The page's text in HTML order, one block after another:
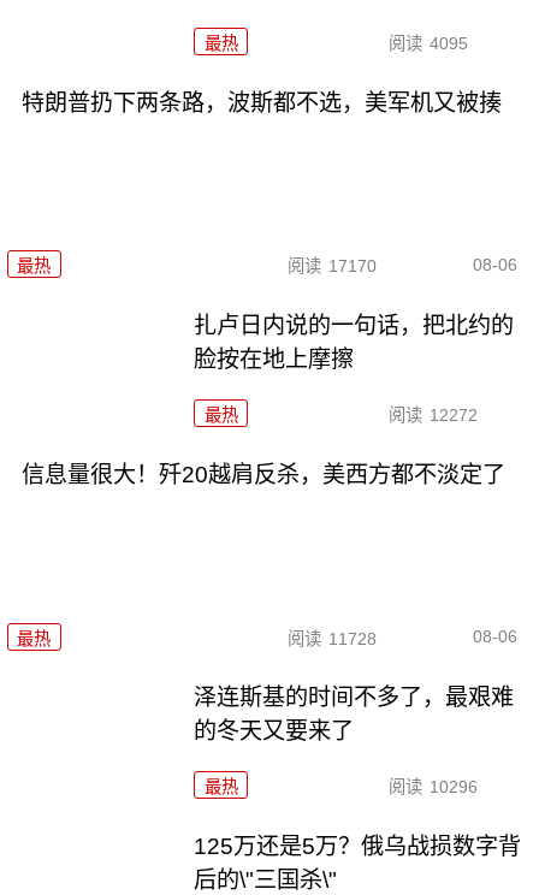
最热 阅读 4095
特朗普扔下两条路，波斯都不选，美军机又被揍
最热 阅读 17170 08-06
扎卢日内说的一句话，把北约的
脸按在地上摩擦
最热 阅读 12272
信息量很大！歼20越肩反杀，美西方都不淡定了
最热 阅读 11728 08-06
泽连斯基的时间不多了，最艰难
的冬天又要来了
最热 阅读 10296
125万还是5万？俄乌战损数字背
后的\"三国杀\"